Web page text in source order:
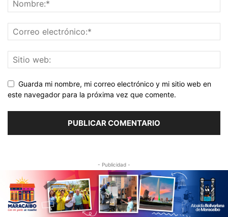
Guarda mi nombre, mi correo electrónico y mi sitio web en
este navegador para la próxima vez que comente.
- Publicidad -